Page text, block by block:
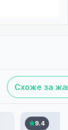
Схоже за
9.4